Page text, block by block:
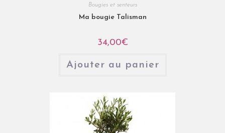
Bougies et senteurs
Ma bougie Talisman
34,00€
Ajouter au panier